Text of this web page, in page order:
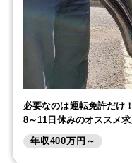
必要なのは運転免許だけ
8～11日休みのオススメ求
年収400万円～